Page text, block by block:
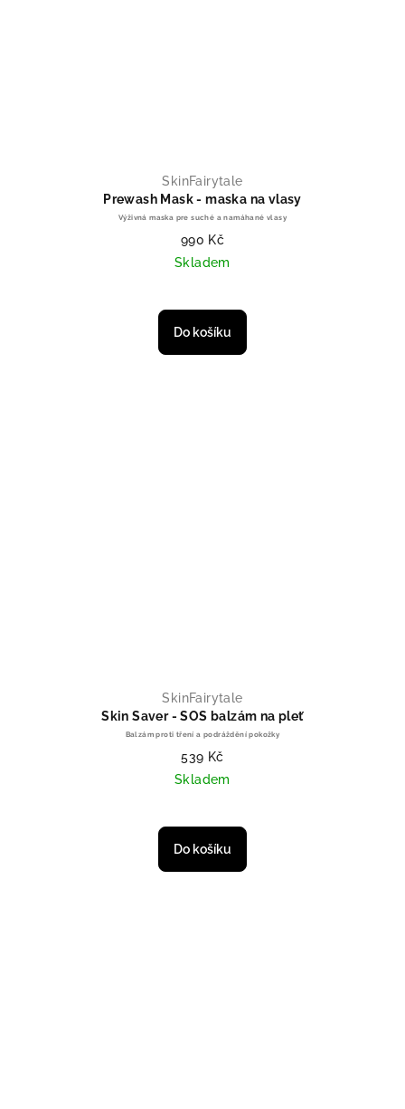
SkinFairytale
Prewash Mask - maska na vlasy
Výživná maska pre suché a namáhané vlasy
990 Kč
Skladem
Do košíku
SkinFairytale
Skin Saver - SOS balzám na pleť
Balzám proti tření a podráždění pokožky
539 Kč
Skladem
Do košíku